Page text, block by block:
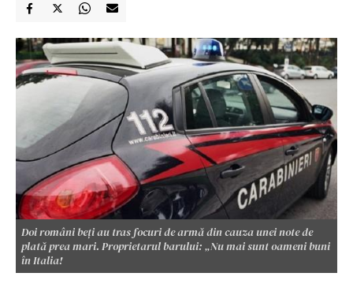
Doi români beți au tras focuri de armă din cauza unei note de
plată prea mari. Proprietarul barului: „Nu mai sunt oameni buni
în Italia!